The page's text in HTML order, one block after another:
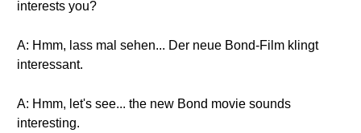
interests you?
A: Hmm, lass mal sehen... Der neue Bond-Film klingt
interessant.
A: Hmm, let's see... the new Bond movie sounds
interesting.